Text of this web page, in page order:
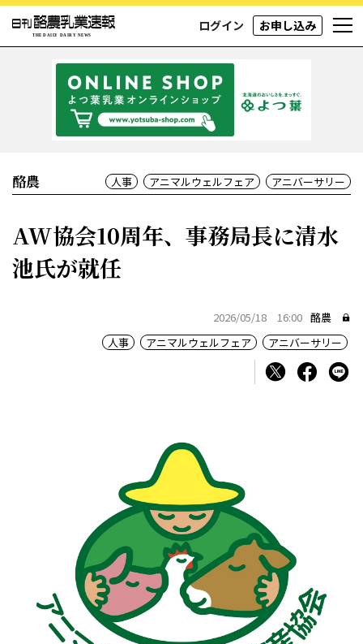
ログイン お申し込み
酪農 人事 アニマルウェルフェア アニバーサリー
AW協会10周年、事務局長に清水
池氏が就任
2026/05/18 16:00 酪農
人事
アニマルウェルフェア アニバーサリー